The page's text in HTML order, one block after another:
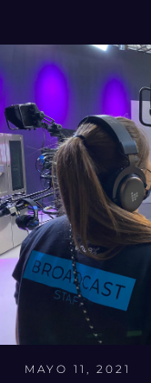
MAYO 11, 2021